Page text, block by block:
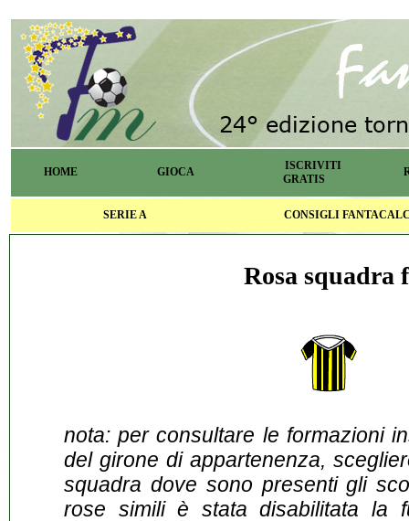
HOME GIOCA
ISCRIVITI
GRATIS
SERIE A CONSIGLI
Rosa squadra
nota: per consultare le formazioni
del girone di appartenenza,
squadra dove sono presenti gli
rose simili è stata disabilitata la